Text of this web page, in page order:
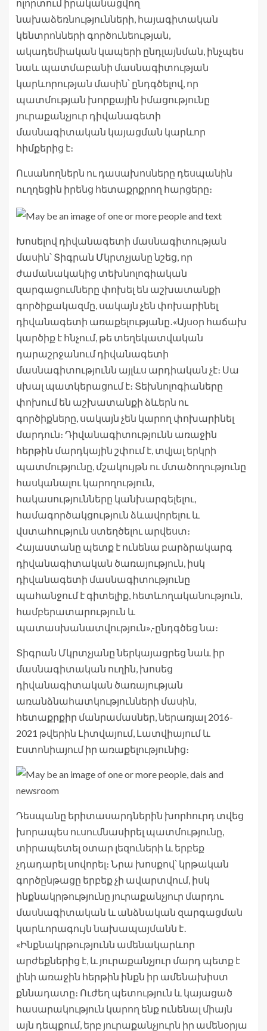
ոլորտում իրականացվող
նախաձեռնությունների, հայագիտական
կենտրոնների գործունեության,
ակադեմիական կապերի ընդլայնման, ինչպես
նաև պատմաբանի մասնագիտության
կարևորության մասին՝ ընդգծելով, որ
պատմության խորքային իմացությունը
յուրաքանչյուր դիվանագետի
մասնագիտական կայացման կարևոր
հիմքերից է։
Ուսանողներն ու դասախոսները դեսպանին
ուղղեցին իրենց հետաքրքրող հարցերը։
Խոսելով դիվանագետի մասնագիտության
մասին՝ Տիգրան Մկրտչյանը նշեց, որ
ժամանակակից տեխնոլոգիական
զարգացումները փոխել են աշխատանքի
գործիքակազմը, սակայն չեն փոխարինել
դիվանագետի առաքելությանը․«Այսօր հաճախ
կարծիք է հնչում, թե տեղեկատվական
դարաշրջանում դիվանագետի
մասնագիտությունն այլևս արդիական չէ։ Սա
սխալ պատկերացում է։ Տեխնոլոգիաները
փոխում են աշխատանքի ձևերն ու
գործիքները, սակայն չեն կարող փոխարինել
մարդուն։ Դիվանագիտությունն առաջին
հերթին մարդկային շփում է, տվյալ երկրի
պատմությունը, մշակույթն ու մտածողությունը
հասկանալու կարողություն,
հակասությունները կանխարգելելու,
համագործակցություն ձևավորելու և
վստահություն ստեղծելու արվեստ։
Հայաստանը պետք է ունենա բարձրակարգ
դիվանագիտական ծառայություն, իսկ
դիվանագետի մասնագիտությունը
պահանջում է գիտելիք, հետևողականություն,
համբերատարություն և
պատասխանատվություն»,-ընդգծեց նա։
Տիգրան Մկրտչյանը ներկայացրեց նաև իր
մասնագիտական ուղին, խոսեց
դիվանագիտական ծառայության
առանձնահատկությունների մասին,
հետաքրքիր մանրամասներ, ներառյալ 2016-
2021 թվերին Լիտվայում, Լատվիայում և
Էստոնիայում իր առաքելությունից։
Դեսպանը երիտասարդներին խորհուրդ տվեց
խորապես ուսումնասիրել պատմությունը,
տիրապետել օտար լեզուների և երբեք
չդադարել սովորել։ Նրա խոսքով՝ կրթական
գործընթացը երբեք չի ավարտվում, իսկ
ինքնակրթությունը յուրաքանչյուր մարդու
մասնագիտական և անձնական զարգացման
կարևորագույն նախապայմանն է․
«Ինքնակրթությունն ամենակարևոր
արժեքներից է, և յուրաքանչյուր մարդ պետք է
լինի առաջին հերթին ինքն իր ամենախիստ
քննադատը։ Ուժեղ պետություն և կայացած
հասարակություն կարող ենք ունենալ միայն
այն դեպքում, երբ յուրաքանչյուրն իր ամենօրյա